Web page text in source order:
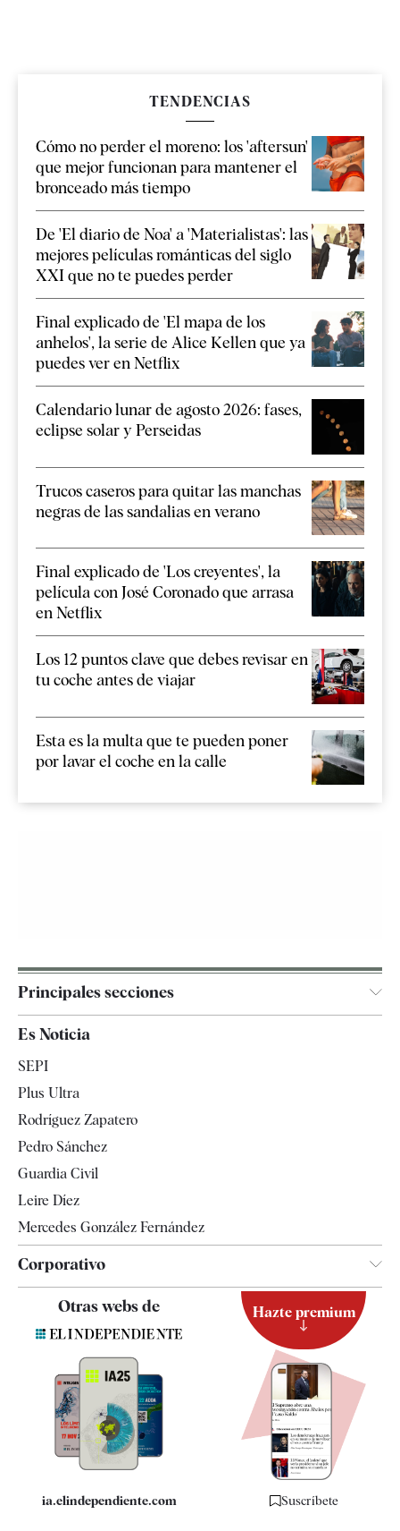
TENDENCIAS
Cómo no perder el moreno: los 'aftersun'
que mejor funcionan para mantener el
bronceado más tiempo
De 'El diario de Noa' a 'Materialistas': las
mejores películas románticas del siglo
XXI que no te puedes perder
Final explicado de 'El mapa de los
anhelos', la serie de Alice Kellen que ya
puedes ver en Netflix
Calendario lunar de agosto 2026: fases,
eclipse solar y Perseidas
Trucos caseros para quitar las manchas
negras de las sandalias en verano
Final explicado de 'Los creyentes', la
película con José Coronado que arrasa
en Netflix
Los 12 puntos clave que debes revisar en
tu coche antes de viajar
Esta es la multa que te pueden poner
por lavar el coche en la calle
Principales secciones
España
Televisión
Es Noticia
SEPI
Plus Ultra
Rodríguez Zapatero
Pedro Sánchez
Guardia Civil
Leire Díez
Mercedes González Fernández
Corporativo
Contacto
Quiénes somos
Especificaciones
Otras webs de
ia.elindependiente.com
Hazte premium
Suscríbete